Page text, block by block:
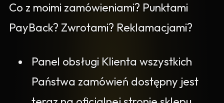
Co z moimi zamówieniami? Punktami
PayBack? Zwrotami? Reklamacjami?
Panel obsługi Klienta wszystkich
Państwa zamówień dostępny jest